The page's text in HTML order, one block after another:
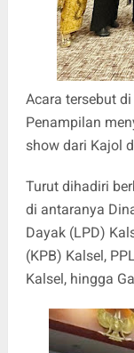
Acara tersebut
Penampilan
show dari Kajol
Turut dihadiri
di antaranya
Dayak (LPD)
(KPB) Kalsel,
Kalsel, hingga